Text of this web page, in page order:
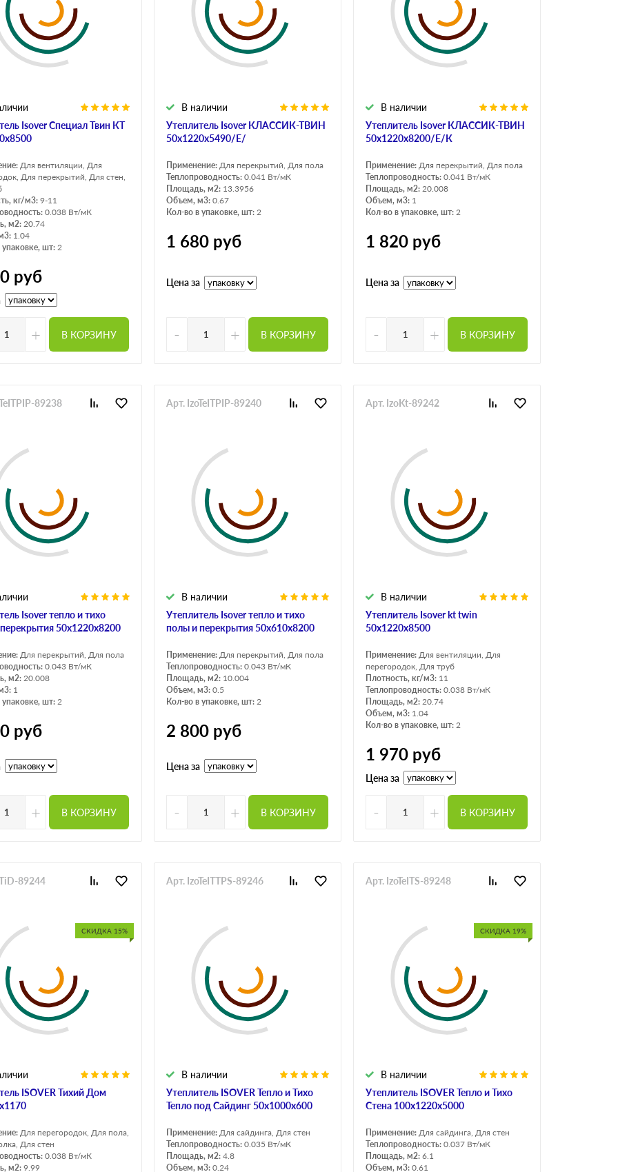
Isover Специал Твин КТ
Для вентиляции, Для
Для перекрытий, Для стен,
кг/м3: 9-11
0.038 Вт/мК
м2:20.74
1.04
упаковке, шт: 2
руб
+ В КОРЗИНУ
Утеплитель Isover КЛАССИК-ТВИН
50х1220х5490/Е/
В наличии
Применение: Для перекрытий, Для пола
Теплопроводность: 0.041 Вт/мК
Площадь, м2: 13.3956
Объем, м3: 0.67
Кол-во в упаковке, шт: 2
1 680 руб
Цена за
- + В КОРЗИНУ
Утеплитель Isover КЛАССИК-ТВИН
50х1220х8200/Е/К
В наличии
Применение: Для перекрытий, Для пола
Теплопроводность: 0.041 Вт/мК
Площадь, м2: 20.008
Объем, м3: 1
Кол-во в упаковке, шт: 2
1 820 руб
Цена за
- + В КОРЗИНУ
Isover тепло и тихо
50х1220х8200
89238
Для перекрытий, Для пола
0.043 Вт/мК
м2:20.008
1
упаковке, шт: 2
руб
+ В КОРЗИНУ
Утеплитель Isover тепло и тихо
полы и перекрытия 50х610х8200
В наличии
Арт. IzoTeITPIP-89240
Применение: Для перекрытий, Для пола
Теплопроводность: 0.043 Вт/мК
Площадь, м2: 10.004
Объем, м3: 0.5
Кол-во в упаковке, шт: 2
2 800 руб
Цена за
- + В КОРЗИНУ
Утеплитель Isover kt twin
50x1220x8500
В наличии
Арт. IzoKt-89242
Применение: Для вентиляции, Для
перегородок, Для труб
Плотность, кг/м3: 11
Теплопроводность: 0.038 Вт/мК
Площадь, м2: 20.74
Объем, м3: 1.04
Кол-во в упаковке, шт: 2
1 970 руб
Цена за
- + В КОРЗИНУ
СКИДКА 15%
ISOVER Тихий Дом
89244
Для перегородок, Для пола,
Для стен
0.038 Вт/мК
м2:9.99
Утеплитель ISOVER Тепло и Тихо
Тепло под Сайдинг 50х1000х600
В наличии
Арт. IzoTeITTPS-89246
Применение: Для сайдинга, Для стен
Теплопроводность: 0.035 Вт/мК
Площадь, м2: 4.8
Объем, м3: 0.24
СКИДКА 19%
Утеплитель ISOVER Тепло и Тихо
Стена 100х1220х5000
В наличии
Арт. IzoTeITS-89248
Применение: Для сайдинга, Для стен
Теплопроводность: 0.037 Вт/мК
Площадь, м2: 6.1
Объем, м3: 0.61